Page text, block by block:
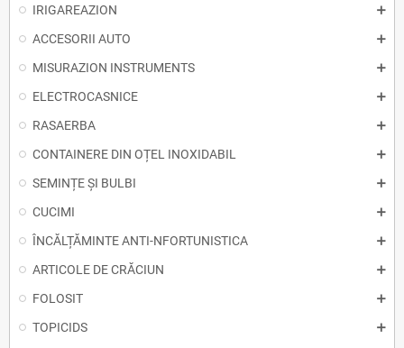
IRIGAREAZION
ACCESORII AUTO
MISURAZION INSTRUMENTS
ELECTROCASNICE
RASAERBA
CONTAINERE DIN OȚEL INOXIDABIL
SEMINȚE ȘI BULBI
CUCIMI
ÎNCĂLȚĂMINTE ANTI-NFORTUNISTICA
ARTICOLE DE CRĂCIUN
FOLOSIT
TOPICIDS